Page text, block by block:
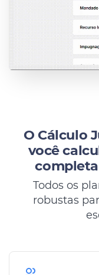
O Cálculo
você
Todos os
robustas